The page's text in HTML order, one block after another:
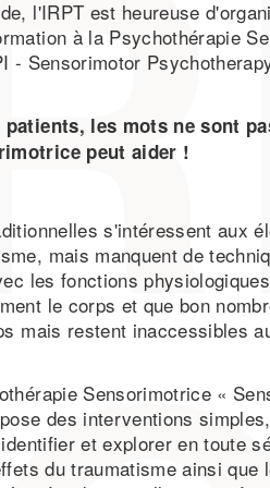
l'IRPT est heureuse
à la Psychothérapie
- Sensorimotor
patients, les mots ne sont
peut aider !
s'intéressent aux
mais manquent de
les fonctions
le corps et que bon
mais restent inaccessibles
Sensorimotrice «
des interventions
et explorer en toute
du traumatisme ainsi